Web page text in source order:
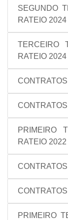
SEGUNDO
RATEIO 2024
TERCEIRO
RATEIO 2024
PRIMEIRO
RATEIO 2022
PRIMEIRO